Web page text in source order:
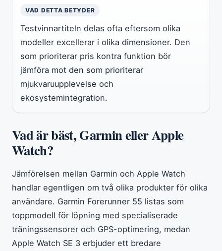
VAD DETTA BETYDER
Testvinnartiteln delas ofta eftersom olika
modeller excellerar i olika dimensioner. Den
som prioriterar pris kontra funktion bör
jämföra mot den som prioriterar
mjukvaruupplevelse och
ekosystemintegration.
Vad är bäst, Garmin eller Apple
Watch?
Jämförelsen mellan Garmin och Apple Watch
handlar egentligen om två olika produkter för olika
användare. Garmin Forerunner 55 listas som
toppmodell för löpning med specialiserade
träningssensorer och GPS-optimering, medan
Apple Watch SE 3 erbjuder ett bredare